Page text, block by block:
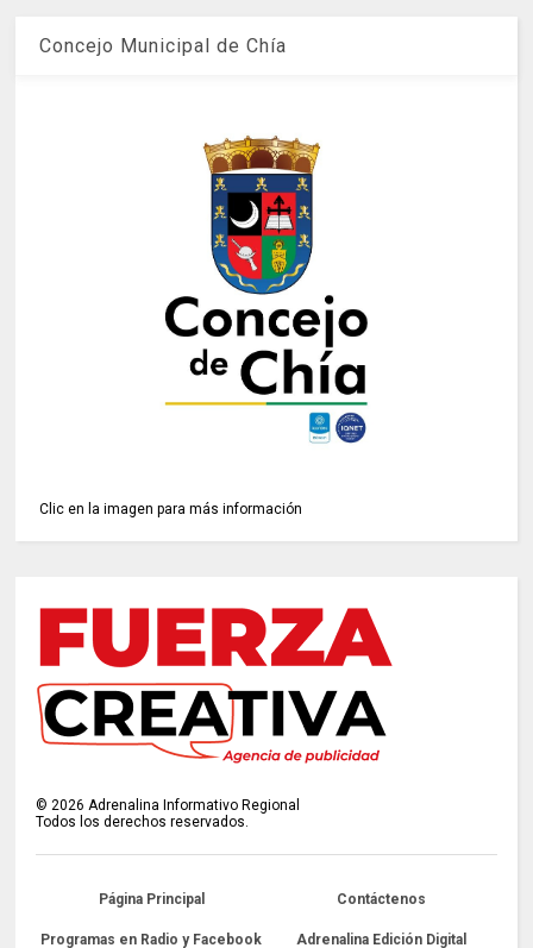
Concejo Municipal de Chía
Clic en la imagen para más información
©2026 Adrenalina Informativo Regional
Todos los derechos reservados.
Página Principal Contáctenos
Programas en Radio y Facebook Adrenalina Edición Digital